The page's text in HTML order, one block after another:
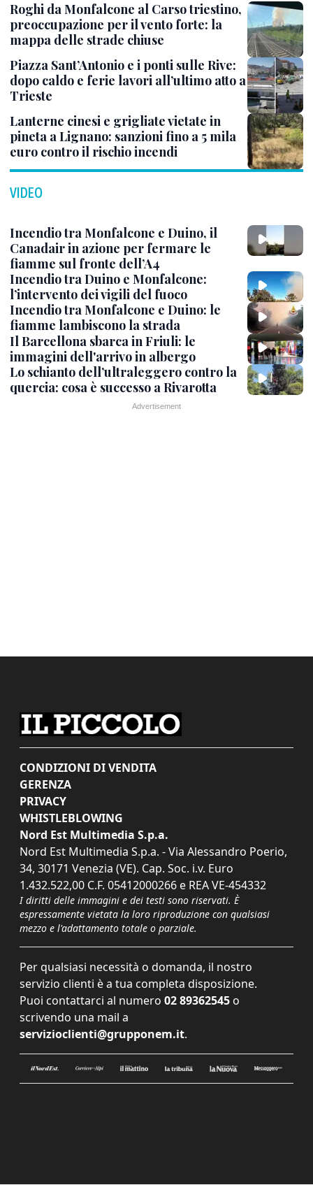
Roghi da Monfalcone al Carso triestino,
preoccupazione per il vento forte: la
mappa delle strade chiuse
Piazza Sant’Antonio e i ponti sulle Rive:
dopo caldo e ferie lavori all’ultimo atto a
Trieste
Lanterne cinesi e grigliate vietate in
pineta a Lignano: sanzioni fino a 5 mila
euro contro il rischio incendi
VIDEO
Incendio tra Monfalcone e Duino, il
Canadair in azione per fermare le
fiamme sul fronte dell’A4
Incendio tra Duino e Monfalcone:
l’intervento dei vigili del fuoco
Incendio tra Monfalcone e Duino: le
fiamme lambiscono la strada
Il Barcellona sbarca in Friuli: le
immagini dell'arrivo in albergo
Lo schianto dell’ultraleggero contro la
quercia: cosa è successo a Rivarotta
CONDIZIONI DI VENDITA
GERENZA
PRIVACY
WHISTLEBLOWING
Nord Est Multimedia S.p.a.
Nord Est Multimedia S.p.a. - Via Alessandro Poerio,
34, 30171 Venezia (VE). Cap. Soc. i.v. Euro
1.432.522,00 C.F. 05412000266 e REA VE-454332
I diritti delle immagini e dei testi sono riservati. È
espressamente vietata la loro riproduzione con qualsiasi
mezzo e l'adattamento totale o parziale.
Per qualsiasi necessità o domanda, il nostro
servizio clienti è a tua completa disposizione.
Puoi contattarci al numero 02 89362545 o
scrivendo una mail a
servizioclienti@grupponem.it.